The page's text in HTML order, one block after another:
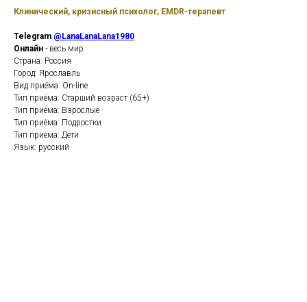
Клинический, кризисный психолог, EMDR-терапевт
Telegram @LanaLanaLana1980
Онлайн - весь мир
Страна: Россия
Город: Ярославль
Вид приёма: On-line
Тип приёма: Старший возраст (65+)
Тип приёма: Взрослые
Тип приёма: Подростки
Тип приёма: Дети
Язык: русский